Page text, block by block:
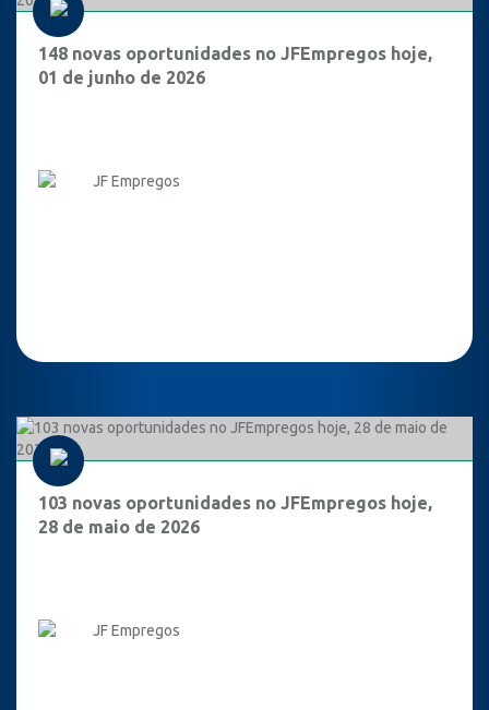
148 novas oportunidades no JFEmpregos hoje,
01 de junho de 2026
JF Empregos
103 novas oportunidades no JFEmpregos hoje,
28 de maio de 2026
JF Empregos